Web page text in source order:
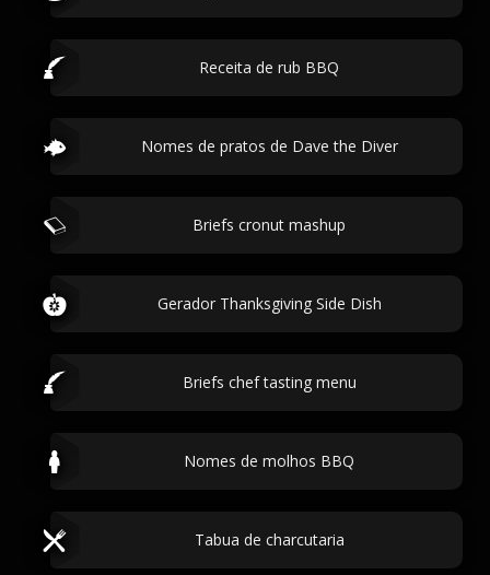
Receita de rub BBQ
Nomes de pratos de Dave the Diver
Briefs cronut mashup
Gerador Thanksgiving Side Dish
Briefs chef tasting menu
Nomes de molhos BBQ
Tabua de charcutaria